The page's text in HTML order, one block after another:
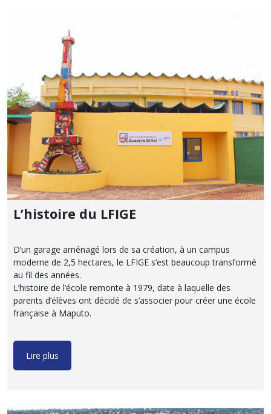
L’histoire du LFIGE
D’un garage aménagé lors de sa création, à un campus
moderne de 2,5 hectares, le LFIGE s’est beaucoup transformé
au fil des années.
L’histoire de l’école remonte à 1979, date à laquelle des
parents d’élèves ont décidé de s’associer pour créer une école
française à Maputo.
Lire plus